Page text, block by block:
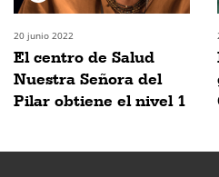
20 junio 2022
El centro de Salud
Nuestra Señora del
Pilar obtiene el nivel 1